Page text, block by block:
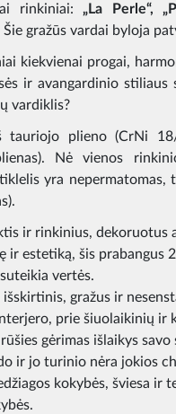
rinkiniai:„La Perle“,
Šie gražūs vardai byloja
kiekvienai progai,
ir avangardinio stiliaus
vardiklis?
tauriojo plieno (CrNi
Nė vienos
yra nepermatomas,
ir rinkinius, dekoruotus
ir estetiką, šis prabangus
vertės.
išskirtinis, gražus ir
prie šiuolaikinių ir
gėrimas išlaikys
ir jo turinio nėra jokios
kokybės, šviesa ir